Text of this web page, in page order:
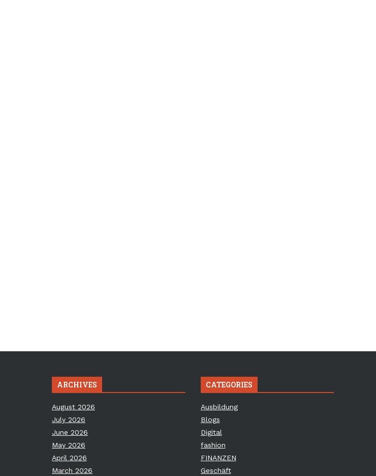
ARCHIVES
August 2026
July 2026
June 2026
May 2026
April 2026
March 2026
CATEGORIES
Ausbildung
Blogs
Digital
fashion
FINANZEN
Geschäft